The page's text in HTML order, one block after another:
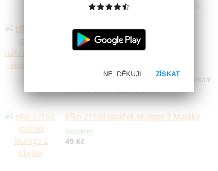
Podle názvu od Z do A
Efko 20911 Igráček náhradní dílky -
vlasy, čepice
Sada náhradních dílků k oblíbeným figurkám
Igráček. Balení obsahuje 8ks.
Efko 27150 Igráček Multigo 2 Majáky
Skladem
49 Kč
ZÍSKAT
NE, DĚKUJI